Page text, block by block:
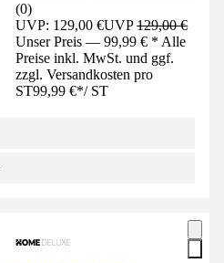
(0)
UVP: 129,00 €UVP129,00 €
Unser Preis — 99,99 € * Alle
Preise inkl. MwSt. und ggf.
zzgl. Versandkosten pro
ST99,99 €*/ ST